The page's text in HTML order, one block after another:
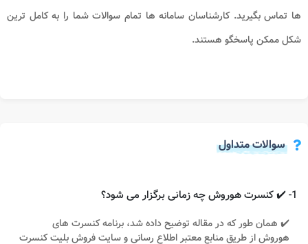
ها تماس بگیرید. کارشناسان سامانه ها تمام سوالات شما را به کامل ترین
شکل ممکن پاسخگو هستند.
سوالات متداول
1- ✔️ کنسرت هوروش چه زمانی برگزار می شود؟
✔️ همان طور که در مقاله توضیح داده شد، برنامه کنسرت های
هوروش از طریق منابع معتبر اطلاع رسانی و سایت فروش بلیت کنسرت